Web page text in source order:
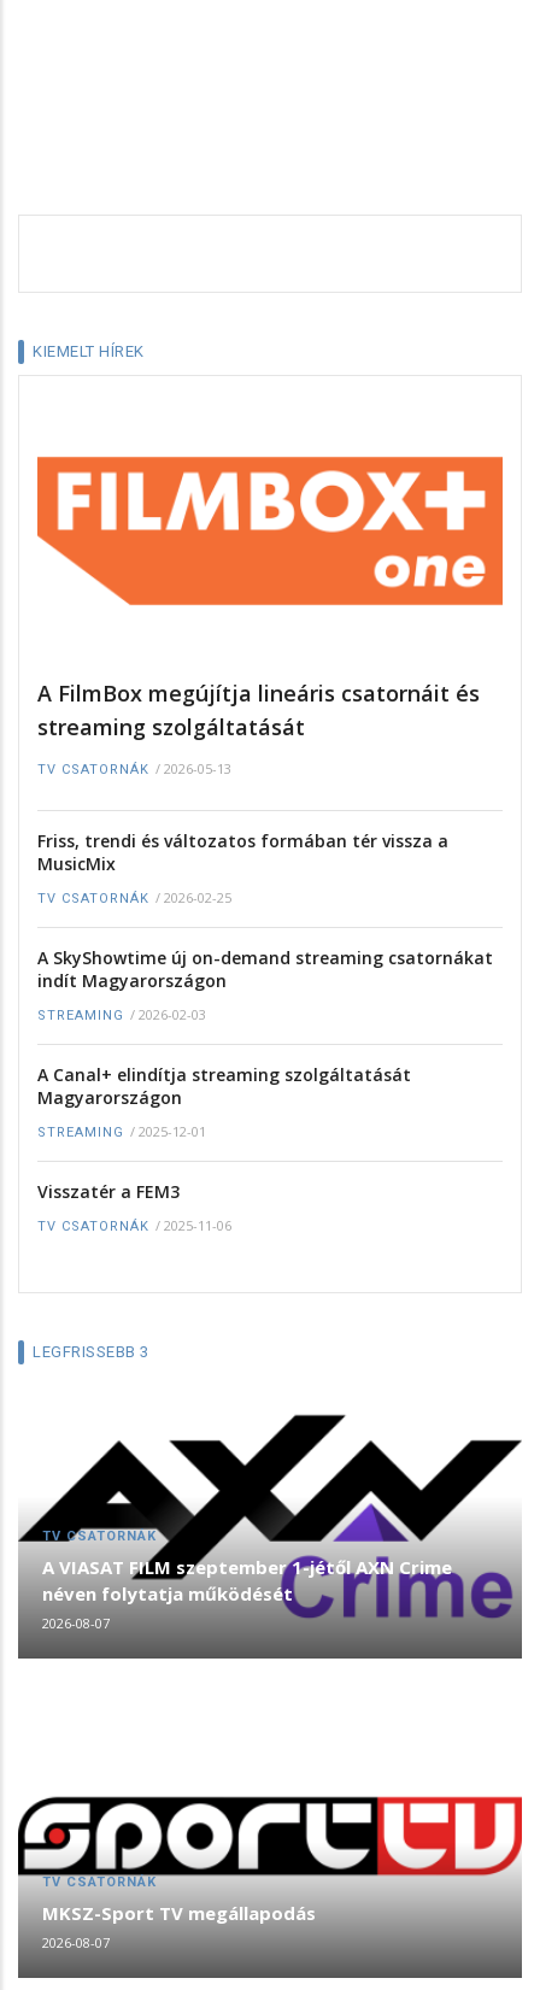
KIEMELT HÍREK
A FilmBox megújítja lineáris csatornáit és
streaming szolgáltatását
TV CSATORNÁK / 2026-05-13
Friss, trendi és változatos formában tér vissza a
MusicMix
TV CSATORNÁK / 2026-02-25
A SkyShowtime új on-demand streaming csatornákat
indít Magyarországon
STREAMING / 2026-02-03
A Canal+ elindítja streaming szolgáltatását
Magyarországon
STREAMING / 2025-12-01
Visszatér a FEM3
TV CSATORNÁK / 2025-11-06
LEGFRISSEBB 3
TV CSATORNÁK
A VIASAT FILM szeptember 1-jétől AXN Crime
néven folytatja működését
2026-08-07
TV CSATORNÁK
MKSZ-Sport TV megállapodás
2026-08-07